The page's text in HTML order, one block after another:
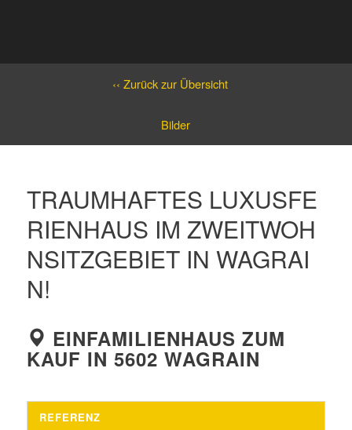
‹‹ Zurück zur Übersicht
Bilder
TRAUMHAFTES LUXUSFE
RIENHAUS IM ZWEITWOH
NSITZGEBIET IN WAGRAI
N!
EINFAMILIENHAUS ZUM
KAUF IN 5602 WAGRAIN
REFERENZ